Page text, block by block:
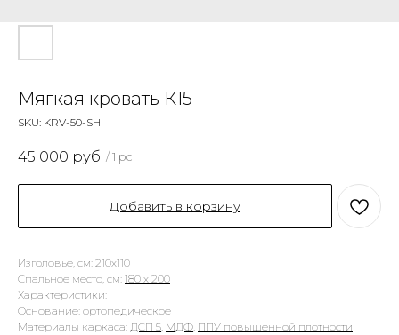
Мягкая кровать К15
SKU: KRV-50-SH
45 000 руб. / 1 pc
Добавить в корзину
Изголовье, см: 210х110
Спальное место, см: 180 х 200
Характеристики:
Основание: ортопедическое
Материалы каркаса: ДСП 5, МДФ, ППУ повышенной плотности